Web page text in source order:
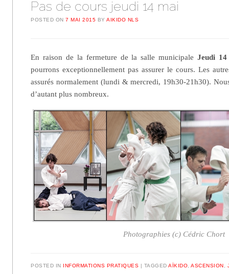
Pas de cours jeudi 14 mai
POSTED ON7 MAI 2015 BYAIKIDO NLS
En raison de la fermeture de la salle municipale Jeudi
pourrons exceptionnellement pas assurer le cours. Les
assurés normalement (lundi & mercredi, 19h30-21h30).
d’autant plus nombreux.
Photographies (c) Cédric Chort
POSTED IN INFORMATIONS PRATIQUES | TAGGEDAÏKIDO ,ASCENSION